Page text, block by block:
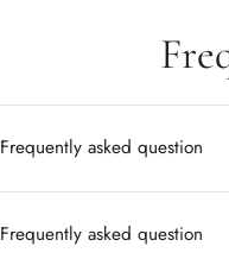
Frequently asked question
Frequently asked question